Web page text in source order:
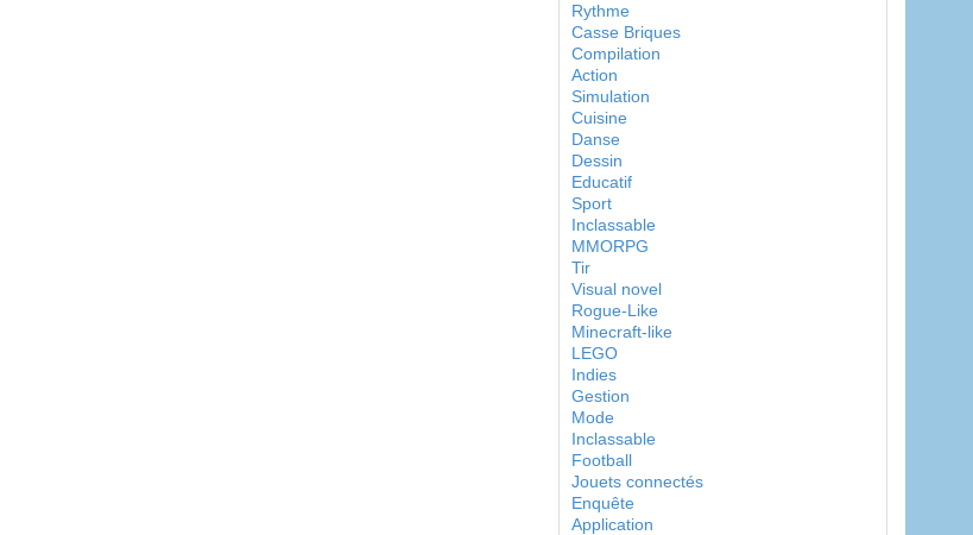
Rythme
Casse Briques
Compilation
Action
Simulation
Cuisine
Danse
Dessin
Educatif
Sport
Inclassable
MMORPG
Tir
Visual novel
Rogue-Like
Minecraft-like
LEGO
Indies
Gestion
Mode
Inclassable
Football
Jouets connectés
Enquête
Application